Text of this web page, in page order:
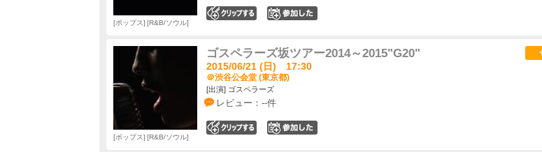
ポップス R&B/ソウル
ゴスペラーズ坂ツアー2014～2015"G20"
2015/06/21 (日) 17:30
＠渋谷公会堂 (東京都)
[出演] ゴスペラーズ
レビュー：--件
ポップス R&B/ソウル